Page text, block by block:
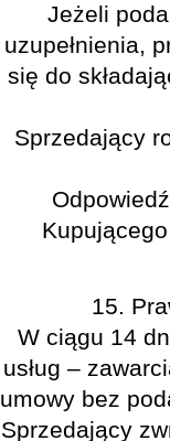
Jeżeli
uzupełnienia,
się do
Sprzedający
15.
W ciągu 14
usług –
umowy bez
Sprzedający